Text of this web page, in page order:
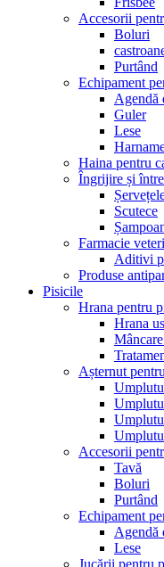
Accesorii
Boluri
Purtând
Echipament
Agendă
Guler
Lese
Haina pentru
Îngrijire și
Scutece
Farmacie
Aditivi
Produse
Pisicile
Hrana pentru
Hrana
Așternut
Accesorii
Tavă
Boluri
Purtând
Echipament
Agendă
Lese
Jucării pentru